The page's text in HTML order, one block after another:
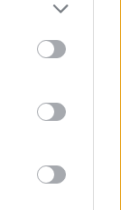
Gjermani